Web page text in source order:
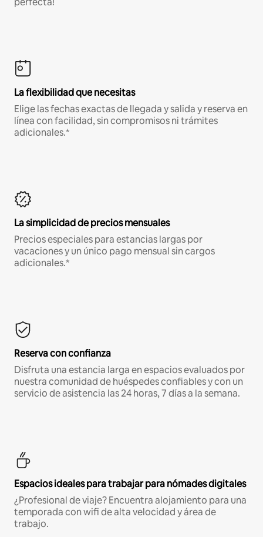
La flexibilidad que necesitas
Elige las fechas exactas de llegada y salida y reserva en
línea con facilidad, sin compromisos ni trámites
adicionales.*
La simplicidad de precios mensuales
Precios especiales para estancias largas por
vacaciones y un único pago mensual sin cargos
adicionales.*
Reserva con confianza
Disfruta una estancia larga en espacios evaluados por
nuestra comunidad de huéspedes confiables y con un
servicio de asistencia las 24 horas, 7 días a la semana.
Espacios ideales para trabajar para nómades digitales
¿Profesional de viaje? Encuentra alojamiento para una
temporada con wifi de alta velocidad y área de
trabajo.